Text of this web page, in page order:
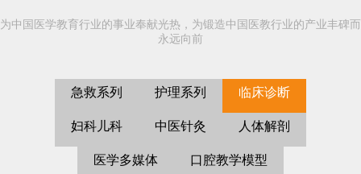
为中国医学教育行业的事业奉献光热，为锻造中国医教行业的产业丰碑而
永远向前
急救系列 护理系列 临床诊断
妇科儿科 中医针灸 人体解剖
医学多媒体 口腔教学模型